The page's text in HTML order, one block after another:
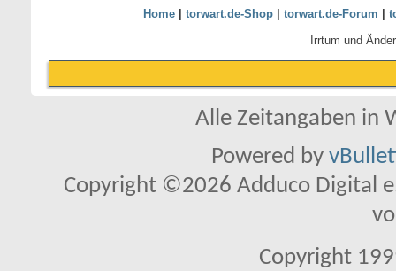
Home| torwart.de-Shop| torwart.de-Forum
Irrtum und
Alle Zeitangaben in
Powered by
Copyright ©2026 Adduco Digital
Copyright